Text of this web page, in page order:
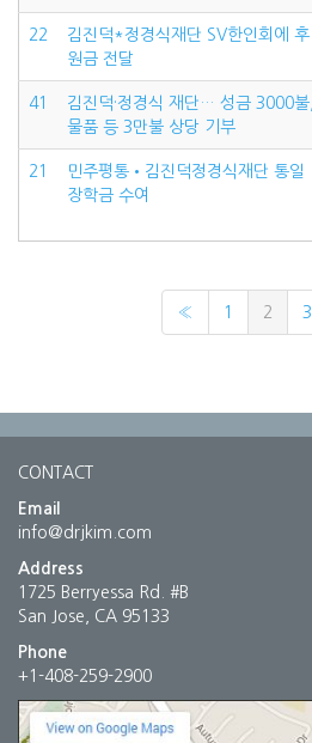
22
김진덕*정경식재단 SV한인회에 후
원금 전달
41
김진덕·정경식 재단… 성금 3000불,
물품 등 3만불 상당 기부
21
민주평통•김진덕정경식재단 통일
장학금 수여
« 1 2 3
CONTACT
Email
info@drjkim.com
Address
1725 Berryessa Rd. #B
San Jose, CA 95133
Phone
+1-408-259-2900